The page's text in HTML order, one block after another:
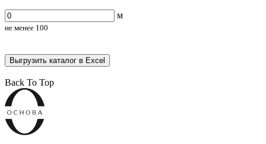
м
не менее 100
Выгрузить каталог в Excel
Back To Top